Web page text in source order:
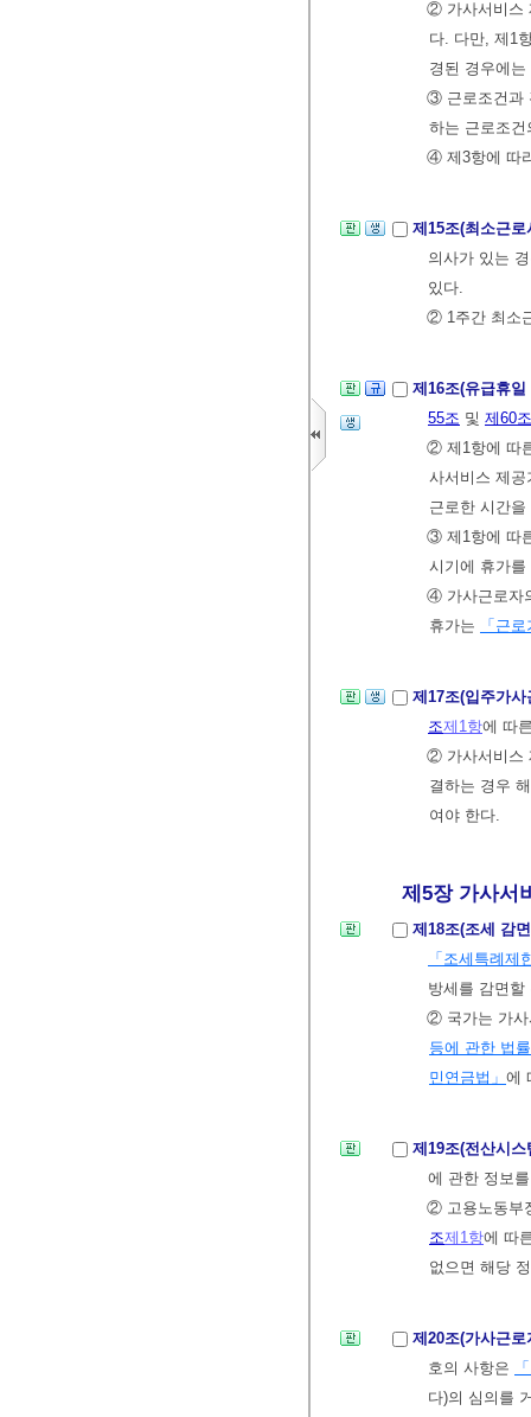
② 가사서비스
다. 다만, 제1
경된 경우에
③ 근로조건과
하는 근로조
④ 제3항에 따
제15조(최소근
의사가 있는
있다.
② 1주간 최소
제16조(유급휴
55조 및 제60조
② 제1항에 따
사서비스 제
근로한 시간
③ 제1항에 따
시기에 휴가
④ 가사근로자
휴가는
「근
제17조(입주가
조제1항에 따
② 가사서비스
결하는 경우
여야 한다.
제5장 가사서
제18조(조세 감
「조세특례제
방세를 감면할
② 국가는 가사
등에 관한 법
민연금법」 에
제19조(전산시
에 관한 정보
② 고용노동부
조제1항에 따
없으면 해당
제20조(가사근
호의 사항은
다)의 심의를